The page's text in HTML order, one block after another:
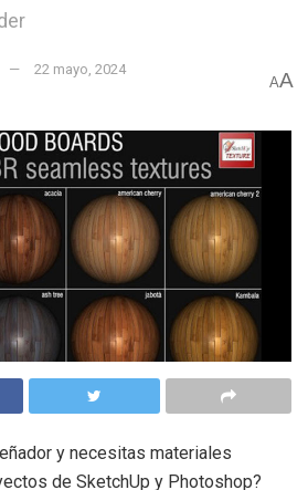
22 mayo, 2024
AA
y necesitas materiales
de SketchUp y Photoshop?